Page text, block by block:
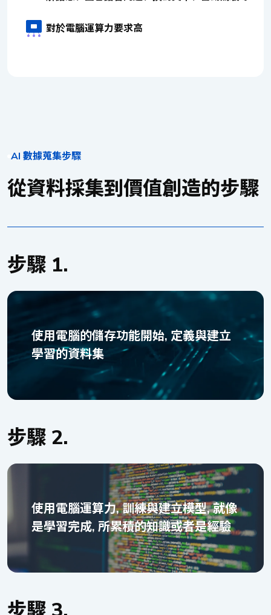
對於電腦運算力要求高
AI 數據蒐集步驟
從資料採集到價值創造的步驟
步驟 1.
使用電腦的儲存功能開始, 定義與建立
學習的資料集
步驟 2.
使用電腦運算力, 訓練與建立模型, 就像
是學習完成, 所累積的知識或者是經驗